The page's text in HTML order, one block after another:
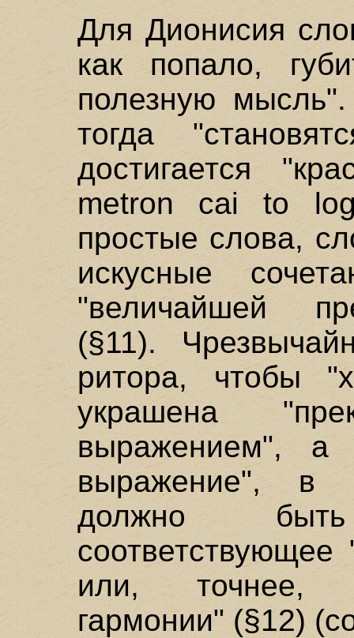
Для Дионисия
как попало,
полезную
тогда
достигается
metron cai to
простые слова,
искусные
"величайшей
(§11).
ритора, чтобы
украшена
выражением", а
выражение", в
должно
соответствующее
или, точнее,
гармонии" (§12)